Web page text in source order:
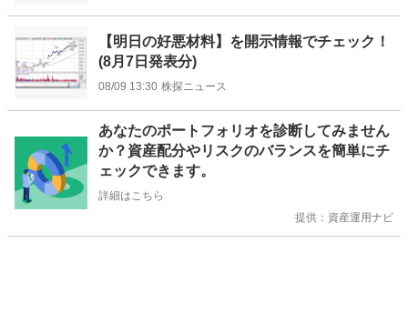
【明日の好悪材料】を開示情報でチェック！
(8月7日発表分)
08/09 13:30 株探ニュース
あなたのポートフォリオを診断してみません
か？資産配分やリスクのバランスを簡単にチ
ェックできます。
詳細はこちら
提供：資産運用ナビ